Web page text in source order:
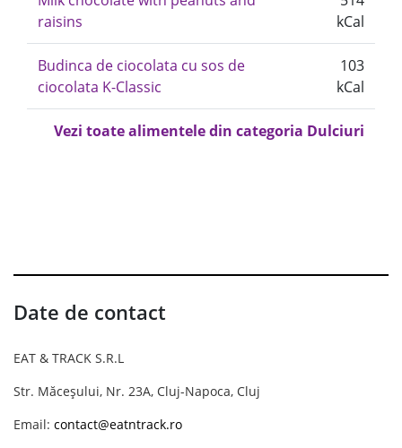
raisins
kCal
Budinca de ciocolata cu sos de
ciocolata K-Classic
103
kCal
Vezi toate alimentele din categoria Dulciuri
Date de contact
EAT & TRACK S.R.L
Str. Măceșului, Nr. 23A, Cluj-Napoca, Cluj
Email: contact@eatntrack.ro